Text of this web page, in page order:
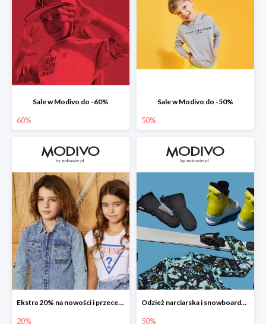
Sale w Modivo do -60%
60%
Sale w Modivo do -50%
50%
Ekstra 20% na nowości i przeceny
20%
Odzież narciarska i snowboardowa w Modivo do -50%
50%